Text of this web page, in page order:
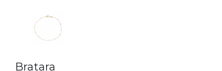
BIJUTERII COPII
Cercei
Bratara